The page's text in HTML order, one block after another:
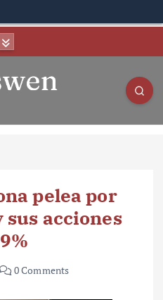
pelea por
acciones
0 Comments